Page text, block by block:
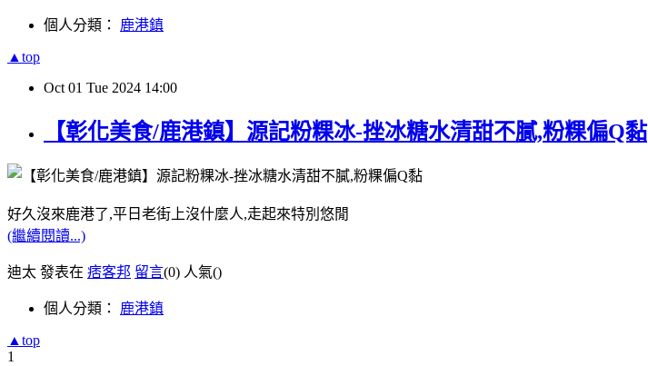
個人分類： 鹿港鎮
▲top
Oct 01 Tue 2024 14:00
【彰化美食/鹿港鎮】源記粉粿冰-挫冰糖水清甜不膩,粉粿偏Q黏
好久沒來鹿港了,平日老街上沒什麼人,走起來特別悠閒
(繼續閱讀...)
迪太 發表在 痞客邦 留言(0) 人氣()
個人分類： 鹿港鎮
▲top
1